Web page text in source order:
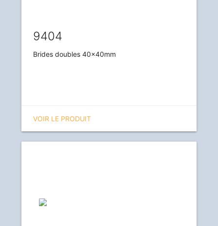
9404
Brides doubles 40x40mm
VOIR LE PRODUIT